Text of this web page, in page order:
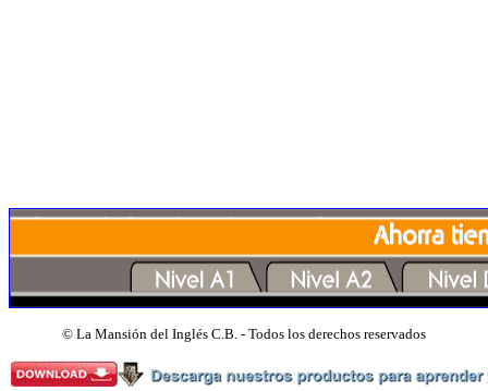
© La Mansión del Inglés C.B. - Todos los derechos reservados